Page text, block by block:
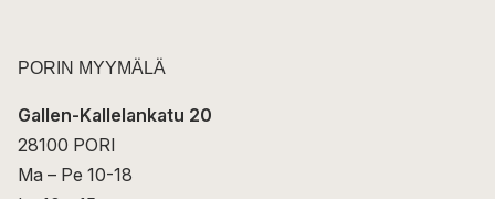
PORIN MYYMÄLÄ
Gallen-Kallelankatu 20
28100 PORI
Ma – Pe 10-18